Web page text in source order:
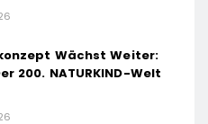
Wächst Weiter:
200. NATURKIND-Welt